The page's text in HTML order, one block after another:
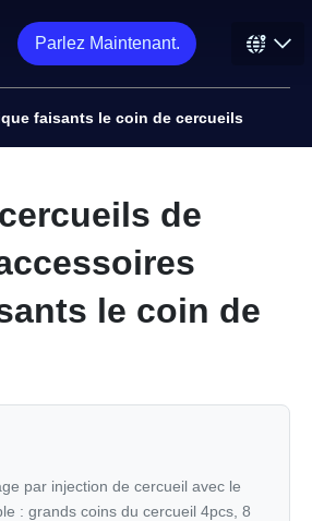
Parlez Maintenant.
faisants le coin de cercueils
de
le coin de
par injection de cercueil avec le
: grands coins du cercueil 4pcs, 8